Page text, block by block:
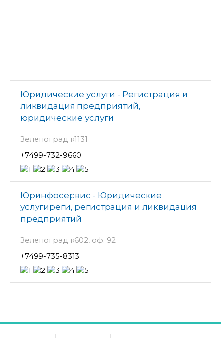
Юридические услуги - Регистрация и
ликвидация предприятий,
юридические услуги
Зеленоград к1131
+7499-732-9660
Юринфосервис - Юридические
услугиреги, регистрация и ликвидация
предприятий
Зеленоград к602, оф. 92
+7499-735-8313